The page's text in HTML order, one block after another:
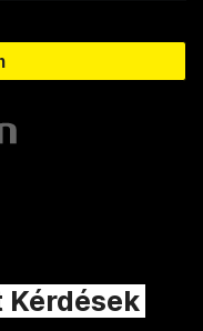
Kérdések